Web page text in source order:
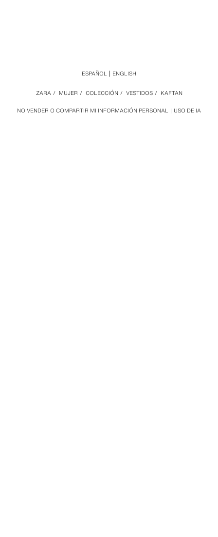
NO VENDER O COMPARTIR MI INFORMACIÓN PERSONAL USO DE IA
ZARA / MUJER / COLECCIÓN / VESTIDOS / KAFTAN
ESPAÑOL ENGLISH